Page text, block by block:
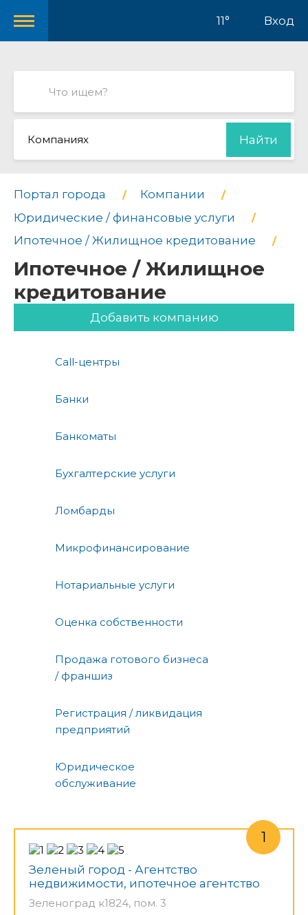
11° Вход
Компаниях Найти
Портал города
Компании
Юридические / финансовые услуги
Ипотечное / Жилищное кредитование
Ипотечное / Жилищное
кредитование
Добавить компанию
Call-центры
Банки
Банкоматы
Бухгалтерские услуги
Ломбарды
Микрофинансирование
Нотариальные услуги
Оценка собственности
Продажа готового бизнеса
/ франшиз
Регистрация / ликвидация
предприятий
Юридическое
обслуживание
Зеленый город - Агентство
недвижимости, ипотечное агентство
Зеленоград к1824, пом. 3